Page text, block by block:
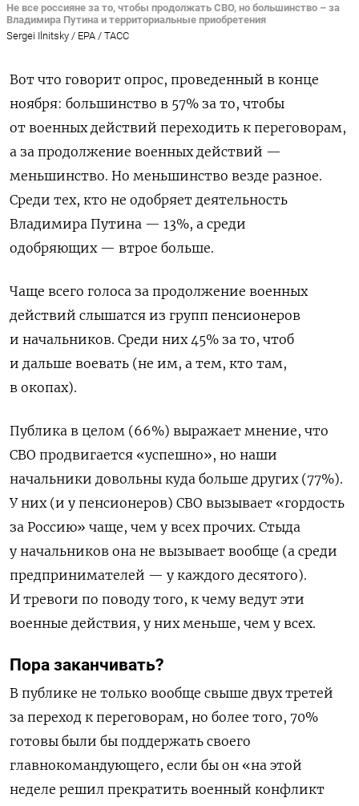
Не все россияне за то, чтобы продолжать СВО, но большинство – за
Владимира Путина и территориальные приобретения
Sergei Ilnitsky / EPA / ТАСС
Вот что говорит опрос, проведенный в конце
ноября: большинство в 57% за то, чтобы
от военных действий переходить к переговорам,
а за продолжение военных действий —
меньшинство. Но меньшинство везде разное.
Среди тех, кто не одобряет деятельность
Владимира Путина — 13%, а среди
одобряющих — втрое больше.
Чаще всего голоса за продолжение военных
действий слышатся из групп пенсионеров
и начальников. Среди них 45% за то, чтоб
и дальше воевать (не им, а тем, кто там,
в окопах).
Публика в целом (66%) выражает мнение, что
СВО продвигается «успешно», но наши
начальники довольны куда больше других (77%).
У них (и у пенсионеров) СВО вызывает «гордость
за Россию» чаще, чем у всех прочих. Стыда
у начальников она не вызывает вообще (а среди
предпринимателей — у каждого десятого).
И тревоги по поводу того, к чему ведут эти
военные действия, у них меньше, чем у всех.
Пора заканчивать?
В публике не только вообще свыше двух третей
за переход к переговорам, но более того, 70%
готовы были бы поддержать своего
главнокомандующего, если бы он «на этой
неделе решил прекратить военный конфликт